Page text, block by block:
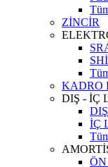
ZİNCİR
KADRO
DIŞ - İÇ
İÇ
ÖN